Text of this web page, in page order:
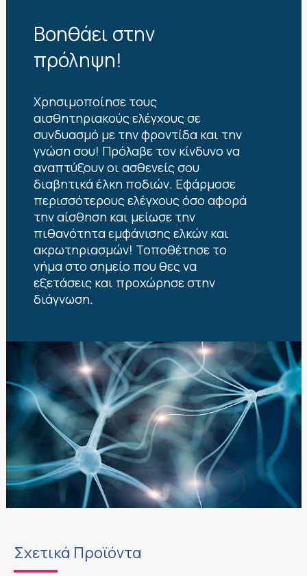
Βοηθάει στην
πρόληψη!
Χρησιμοποίησε τους
αισθητηριακούς ελέγχους σε
συνδυασμό με την φροντίδα και την
γνώση σου! Πρόλαβε τον κίνδυνο να
αναπτύξουν οι ασθενείς σου
διαβητικά έλκη ποδιών. Εφάρμοσε
περισσότερους ελέγχους όσο αφορά
την αίσθηση και μείωσε την
πιθανότητα εμφάνισης ελκών και
ακρωτηριασμών! Τοποθέτησε το
νήμα στο σημείο που θες να
εξετάσεις και προχώρησε στην
διάγνωση.
Σχετικά Προϊόντα